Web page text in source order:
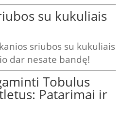
su kukuliais
sriubos su kukuliais
dar nesate bandę!
Tobulus
Patarimai ir